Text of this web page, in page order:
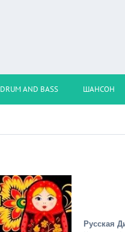
DRUM AND BASS ШАНСОН
Русская